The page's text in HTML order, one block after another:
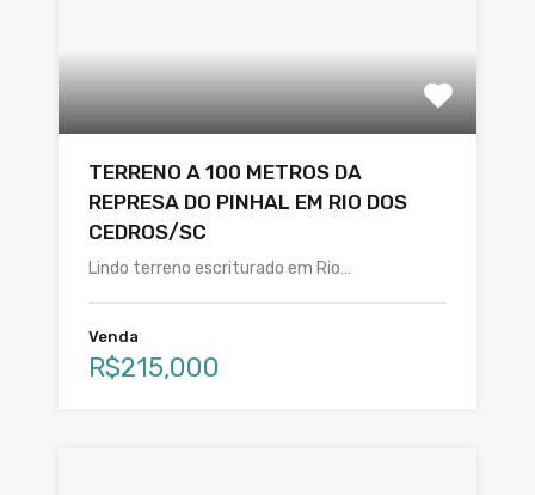
TERRENO A 100 METROS DA
REPRESA DO PINHAL EM RIO DOS
CEDROS/SC
Lindo terreno escriturado em Rio…
Venda
R$215,000